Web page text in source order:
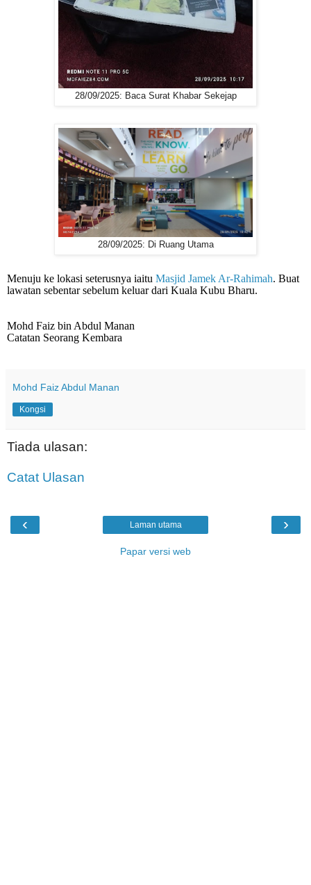
28/09/2025: Baca Surat Khabar Sekejap
28/09/2025: Di Ruang Utama
Menuju ke lokasi seterusnya iaitu Masjid Jamek Ar-Rahimah. Buat
lawatan sebentar sebelum keluar dari Kuala Kubu Bharu.
Mohd Faiz bin Abdul Manan
Catatan Seorang Kembara
Mohd Faiz Abdul Manan
Kongsi
Tiada ulasan:
Catat Ulasan
‹ ›
Laman utama
Papar versi web